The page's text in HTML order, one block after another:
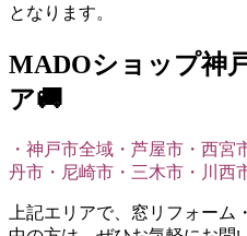
となります。
MADOショップ神
ア🚚
・神戸市全域 ・芦屋市 ・西宮
丹市 ・尼崎市 ・三木市 ・川西
上記エリアで、窓リフォー